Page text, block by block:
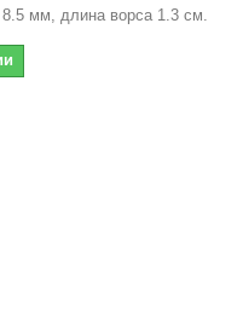
мм, длина ворса 1.3 см.